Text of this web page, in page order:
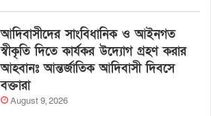
আদিবাসীদের সাংবিধানিক ও আইনগত
স্বীকৃতি দিতে কার্যকর উদ্যোগ গ্রহণ করার
আহবানঃ আন্তর্জাতিক আদিবাসী দিবসে
বক্তারা
August 9, 2026